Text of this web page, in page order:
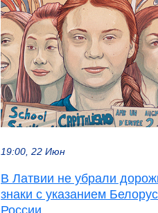
19:00, 22 Июн
В Латвии не убрали
знаки с указанием